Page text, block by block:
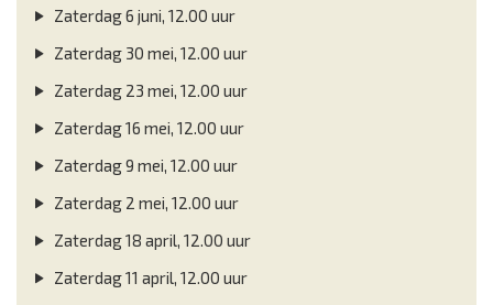
Zaterdag 6 juni, 12.00 uur
Zaterdag 30 mei, 12.00 uur
Zaterdag 23 mei, 12.00 uur
Zaterdag 16 mei, 12.00 uur
Zaterdag 9 mei, 12.00 uur
Zaterdag 2 mei, 12.00 uur
Zaterdag 18 april, 12.00 uur
Zaterdag 11 april, 12.00 uur